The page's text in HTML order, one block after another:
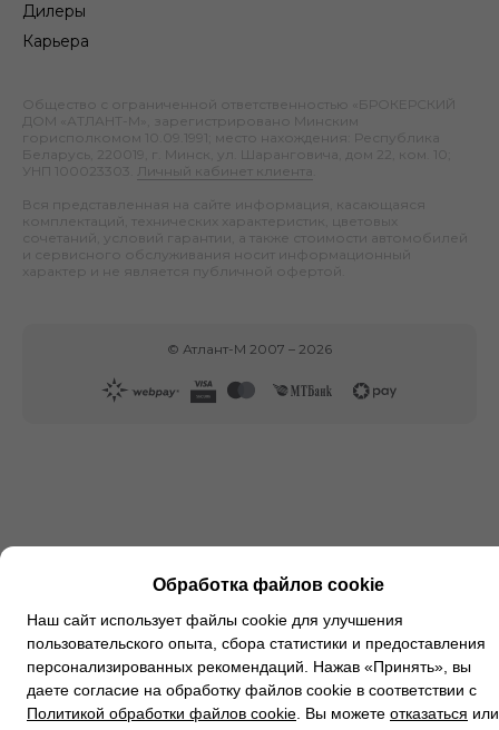
Дилеры
Карьера
Общество с ограниченной ответственностью «БРОКЕРСКИЙ
ДОМ «АТЛАНТ-М», зарегистрировано Минским
горисполкомом 10.09.1991; место нахождения: Республика
Беларусь, 220019, г. Минск, ул. Шаранговича, дом 22, ком. 10;
УНП 100023303.
Личный кабинет клиента
Вся представленная на сайте информация, касающаяся
комплектаций, технических характеристик, цветовых
сочетаний, условий гарантии, а также стоимости автомобилей
и сервисного обслуживания носит информационный
характер и не является публичной офертой.
© Атлант-М 2007 – 2026
Обработка файлов cookie
Наш сайт использует файлы cookie для улучшения
пользовательского опыта, сбора статистики и предоставления
персонализированных рекомендаций. Нажав «Принять», вы
даете согласие на обработку файлов cookie в соответствии с
Политикой обработки файлов cookie . Вы можете отказаться или